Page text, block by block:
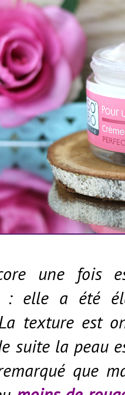
une fois
: elle a été
texture est
suite la peau
que